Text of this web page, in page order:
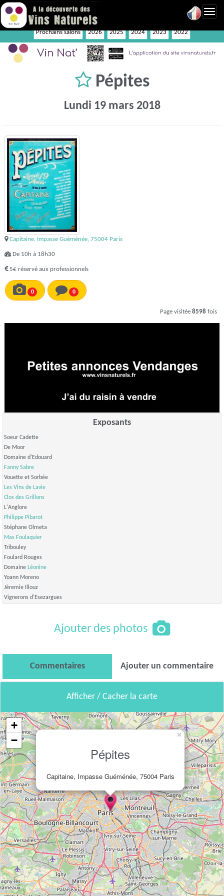
Prochains salons 2026 2025 2024 2023 2022
Pépites
Lundi 19 mars 2018
Capitaine, Impasse Guéménée, 75004 Paris
De 10h à 18h30
5€ réservé aux professionnels
0 0
Page visitée 8598 fois
Exposants
Soeur Cadette
De Moor
Domaine d'Edouard
Fanny Sabre
Vouette et Sorbée
Les Vins de Lavie
Clos des Grillons
L'Anglore
Philippe Pibarot
Stéphane Olmeta
Mas Foulaquier
Tribouley
Foulard Rouges
Domaine Léonine
Yoann Moreno
Jéremie Illouz
Vignerons d'Esezargues
Ajouter des photos
Commentaires Ajouter un commentaire
Afficher / Cacher la carte
Pépites
Capitaine, Impasse Guéménée, 75004 Paris
×
+
−